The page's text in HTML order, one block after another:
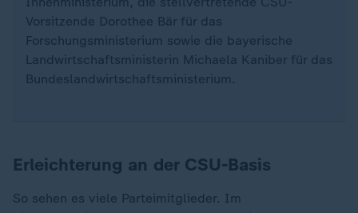
Vorsitzende Dorothee Bär für das
Forschungsministerium sowie die bayerische
Landwirtschaftsministerin Michaela Kaniber für das
Bundeslandwirtschaftsministerium.
Erleichterung an der CSU-Basis
So sehen es viele Parteimitglieder. Im